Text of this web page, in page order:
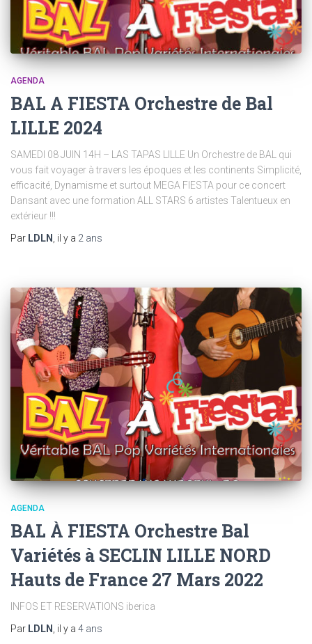
AGENDA
BAL A FIESTA Orchestre de Bal
LILLE 2024
SAMEDI 08 JUIN 14H – LAS TAPAS LILLE Un Orchestre de BAL qui
vous fait voyager à travers les époques et les continents Simplicité,
efficacité, Dynamisme et surtout MEGA FIESTA pour ce concert
Dansant avec une formation ALL STARS 6 artistes Talentueux en
extérieur !!!
Par LDLN , il y a 2 ans
AGENDA
BAL À FIESTA Orchestre Bal
Variétés à SECLIN LILLE NORD
Hauts de France 27 Mars 2022
INFOS ET RESERVATIONS iberica
Par LDLN , il y a 4 ans